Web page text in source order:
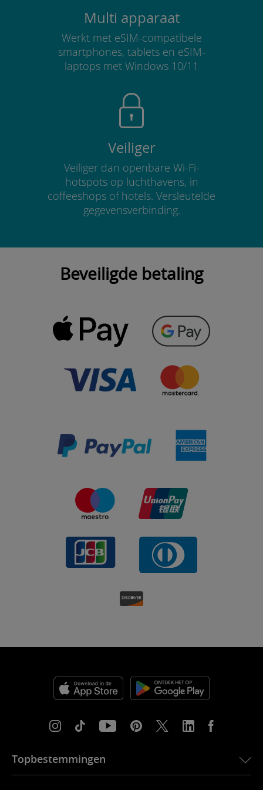
Multi apparaat
Werkt met eSIM-compatibele
smartphones, tablets en eSIM-
laptops met Windows 10/11
Veiliger
Veiliger dan openbare Wi-Fi-
hotspots op luchthavens, in
coffeeshops of hotels. Versleutelde
gegevensverbinding.
Beveiligde betaling
Topbestemmingen